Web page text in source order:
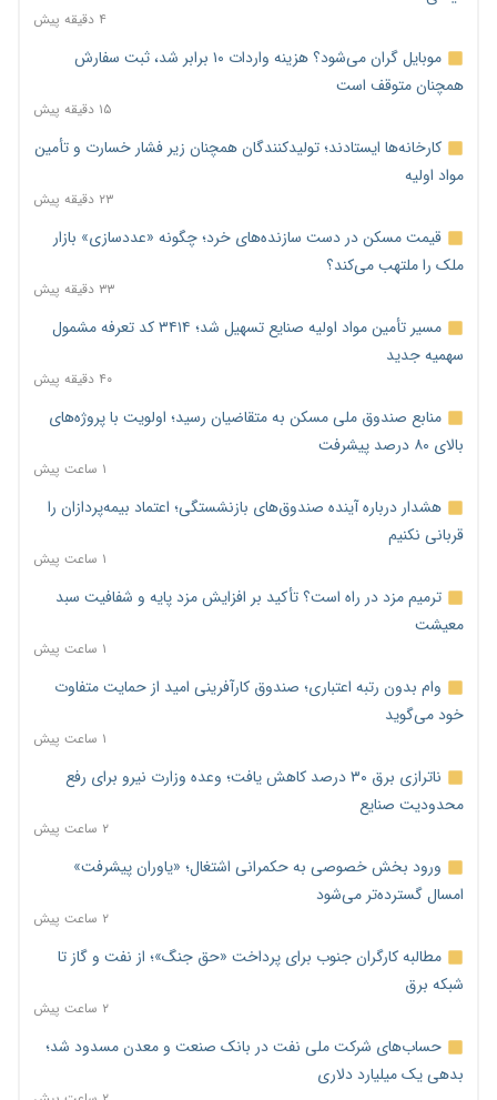
۴ دقیقه پیش
موبایل گران می‌شود؟ هزینه واردات ۱۰ برابر شد، ثبت سفارش
همچنان متوقف است
۱۵ دقیقه پیش
کارخانه‌ها ایستادند؛ تولیدکنندگان همچنان زیر فشار خسارت و تأمین
مواد اولیه
۲۳ دقیقه پیش
قیمت مسکن در دست سازنده‌های خرد؛ چگونه «عددسازی» بازار
ملک را ملتهب می‌کند؟
۳۳ دقیقه پیش
مسیر تأمین مواد اولیه صنایع تسهیل شد؛ ۳۴۱۴ کد تعرفه مشمول
سهمیه جدید
۴۰ دقیقه پیش
منابع صندوق ملی مسکن به متقاضیان رسید؛ اولویت با پروژه‌های
بالای ۸۰ درصد پیشرفت
۱ ساعت پیش
هشدار درباره آینده صندوق‌های بازنشستگی؛ اعتماد بیمه‌پردازان را
قربانی نکنیم
۱ ساعت پیش
ترمیم مزد در راه است؟ تأکید بر افزایش مزد پایه و شفافیت سبد
معیشت
۱ ساعت پیش
وام بدون رتبه اعتباری؛ صندوق کارآفرینی امید از حمایت متفاوت
خود می‌گوید
۱ ساعت پیش
ناترازی برق ۳۰ درصد کاهش یافت؛ وعده وزارت نیرو برای رفع
محدودیت صنایع
۲ ساعت پیش
ورود بخش خصوصی به حکمرانی اشتغال؛ «یاوران پیشرفت»
امسال گسترده‌تر می‌شود
۲ ساعت پیش
مطالبه کارگران جنوب برای پرداخت «حق جنگ»؛ از نفت و گاز تا
شبکه برق
۲ ساعت پیش
حساب‌های شرکت ملی نفت در بانک صنعت و معدن مسدود شد؛
بدهی یک میلیارد دلاری